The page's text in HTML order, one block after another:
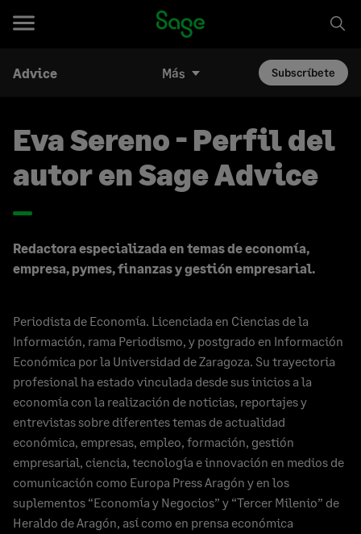
Advice Más Subscríbete
Eva Sereno - Perfil del
autor en Sage Advice
Redactora especializada en temas de economía,
empresa, pymes, finanzas y gestión empresarial.
Periodista de Economía. Licenciada en Ciencias de la
Información, rama Periodismo, y postgrado en Información
Económica por la Universidad de Zaragoza. Su trayectoria
profesional ha estado vinculada desde sus inicios a la
economía con la realización de noticias, reportajes y
entrevistas sobre diferentes temas de actualidad
económica, empresas, empleo, formación, gestión
empresarial, ciencia, tecnología e innovación en medios de
comunicación como Europa Press Aragón y en los
suplementos “Economía y Negocios” y “Tercer Milenio” de
Heraldo de Aragón, así como en prensa económica